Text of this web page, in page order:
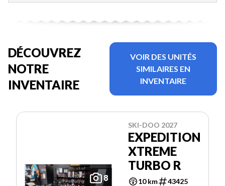
DÉCOUVREZ
NOTRE
INVENTAIRE
VOIR DES UNITÉS
SIMILAIRES EN
INVENTAIRE
8
SKI-DOO 2027
EXPEDITION
XTREME
TURBO R
10 km 43425